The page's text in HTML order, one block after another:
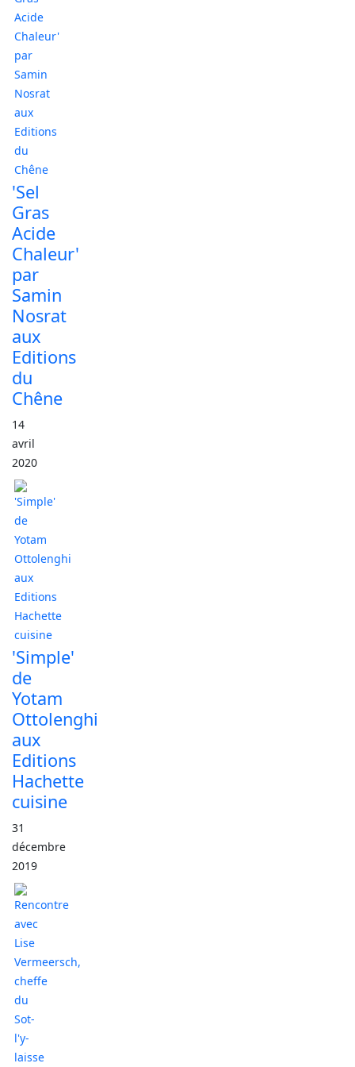
'Sel
Gras
Acide
Chaleur'
par
Samin
Nosrat
aux
Editions
du
Chêne
14
avril
2020
'Simple'
de
Yotam
Ottolenghi
aux
Editions
Hachette
cuisine
31
décembre
2019